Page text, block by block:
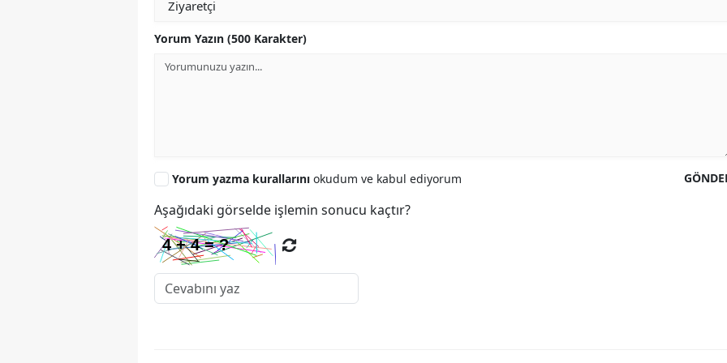
Yorum Yazın (500 Karakter)
Yorum yazma kurallarını okudum ve kabul ediyorum
Aşağıdaki görselde işlemin sonucu kaçtır?